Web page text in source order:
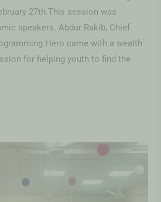
27th.This session was
speakers. Abdur Rakib, Chief
Hero came with a wealth
for helping youth to find the